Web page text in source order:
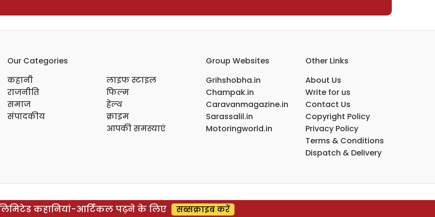
Our Categories
कहानी
राजनीति
समाज
संपादकीय
लाइफ स्टाइल
फिल्म
हेल्थ
क्राइम
आपकी समस्याएं
Group Websites
Grihshobha.in
Champak.in
Caravanmagazine.in
Sarassalil.in
Motoringworld.in
Other Links
About Us
Write for us
Contact Us
Copyright Policy
Privacy Policy
Terms & Conditions
Dispatch & Delivery
कहानियां-आर्टिकल पढ़ने के लिए सब्सक्राइब करें